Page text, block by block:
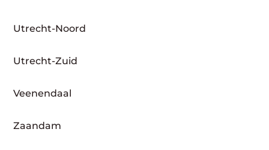
Utrecht-Noord
Utrecht-Zuid
Veenendaal
Zaandam